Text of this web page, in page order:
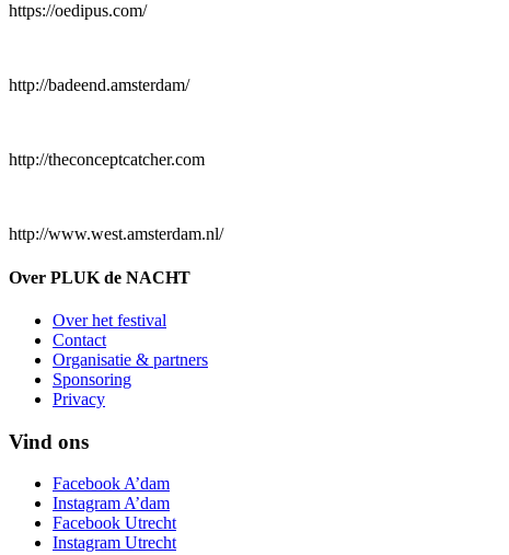
https://oedipus.com/
http://badeend.amsterdam/
http://theconceptcatcher.com
http://www.west.amsterdam.nl/
Over PLUK de NACHT
Over het festival
Contact
Organisatie & partners
Sponsoring
Privacy
Vind ons
Facebook A’dam
Instagram A’dam
Facebook Utrecht
Instagram Utrecht